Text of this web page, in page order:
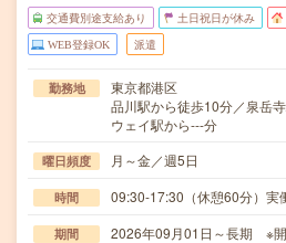
交通費別途支給あり 土日祝日が休み
WEB登録OK 派遣
勤務地
東京都港区
品川駅から徒歩10分／泉岳
ウェイ駅から---分
曜日頻度 月～金／週5日
時間 09:30-17:30（休憩60分）実
期間 2026年09月01日～長期 ※